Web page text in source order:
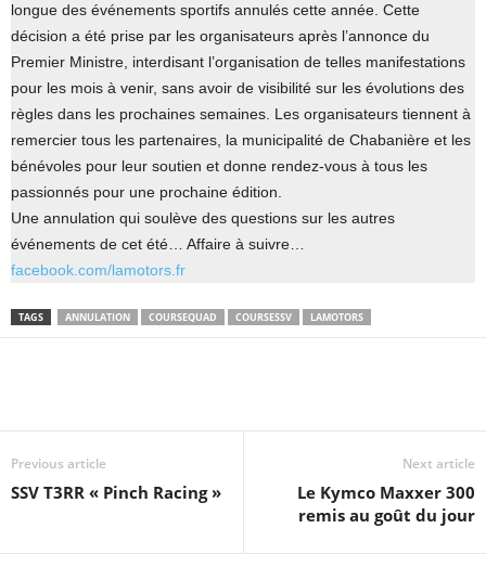
longue des événements sportifs annulés cette année. Cette
décision a été prise par les organisateurs après l’annonce du
Premier Ministre, interdisant l’organisation de telles manifestations
pour les mois à venir, sans avoir de visibilité sur les évolutions des
règles dans les prochaines semaines. Les organisateurs tiennent à
remercier tous les partenaires, la municipalité de Chabanière et les
bénévoles pour leur soutien et donne rendez-vous à tous les
passionnés pour une prochaine édition.
Une annulation qui soulève des questions sur les autres
événements de cet été… Affaire à suivre…
facebook.com/lamotors.fr
TAGS ANNULATION COURSEQUAD COURSESSV LAMOTORS
Previous article
SSV T3RR « Pinch Racing »
Next article
Le Kymco Maxxer 300
remis au goût du jour